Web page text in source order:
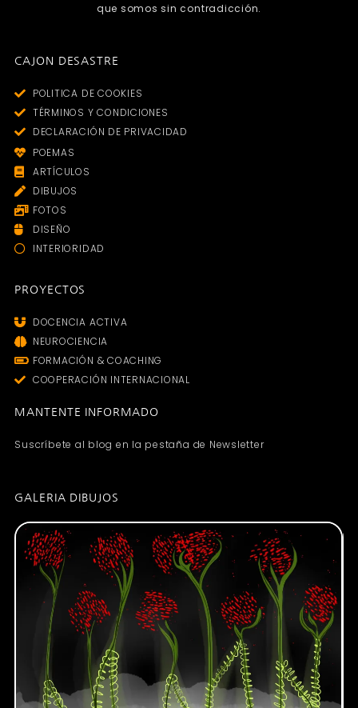
que somos sin contradicción.
CAJON DESASTRE
POLITICA DE COOKIES
TÉRMINOS Y CONDICIONES
DECLARACIÓN DE PRIVACIDAD
POEMAS
ARTÍCULOS
DIBUJOS
FOTOS
DISEÑO
INTERIORIDAD
PROYECTOS
DOCENCIA ACTIVA
NEUROCIENCIA
FORMACIÓN & COACHING
COOPERACIÓN INTERNACIONAL
MANTENTE INFORMADO
Suscríbete al blog en la pestaña de Newsletter
GALERIA DIBUJOS